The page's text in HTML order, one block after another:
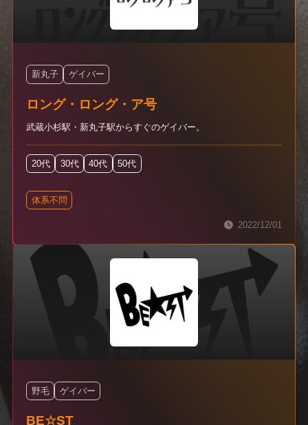
新丸子 ゲイバー
ロング・ロング・ア号
武蔵小杉駅・新丸子駅からすぐのゲイバー。
20代 30代 40代 50代
体系不問
2022/12/01
野毛 ゲイバー
BE☆ST